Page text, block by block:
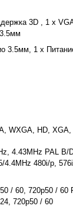
3D , 1 x
3.5мм, 1 x
WXGA, HD,
4.43MHz PAL B/
4.4MHz 480i/p,
/ 60, 720p50 / 60
720p50 / 60